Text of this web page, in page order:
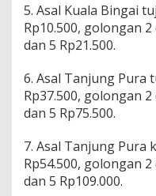
5. Asal Kuala Bingai
Rp10.500, golongan
dan 5 Rp21.500.
6. Asal Tanjung Pura
Rp37.500, golongan
dan 5 Rp75.500.
7. Asal Tanjung Pura
Rp54.500, golongan
dan 5 Rp109.000.